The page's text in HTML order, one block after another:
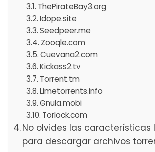
ThePirateBay3.org
Idope.site
Seedpeer.me
Zooqle.com
Cuevana2.com
Kickass2.tv
Torrent.tm
Limetorrents.info
Gnula.mobi
Torlock.com
No olvides las características
para descargar archivos